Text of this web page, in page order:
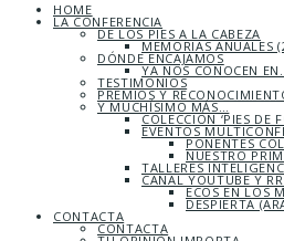
HOME
LA CONFERENCIA
DE LOS PIES A LA CABEZA
MEMORIAS ANUALES
DÓNDE ENCAJAMOS
YA NOS CONOCEN
TESTIMONIOS
PREMIOS Y
Y MUCHÍSIMO MÁS…
COLECCIÓN ‘PIES DE
EVENTOS
PONENTES
NUESTRO
TALLERES
CANAL YOUTUBE Y
ECOS EN LOS
DESPIERTA
CONTACTA
CONTACTA